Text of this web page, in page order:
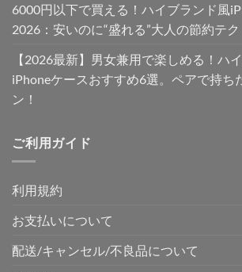
6000円以下で買える！ハイブランド風
2026：安いのに“盛れる”大人の節約テク
【2026最新】男女兼用で楽しめる！ハ
iPhoneケースおすすめ6選。ペアで持ち
ン！
ご利用ガイド
利用規約
お支払いについて
配送/キャンセル/不良品について